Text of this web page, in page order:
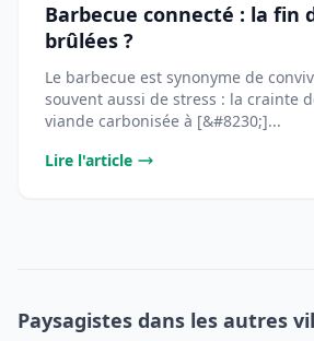
Barbecue connecté : la fin
brûlées ?
Le barbecue est synonyme de
souvent aussi de stress : la crainte
viande carbonisée à [&#8230;]...
Lire l'article
Paysagistes dans les autres